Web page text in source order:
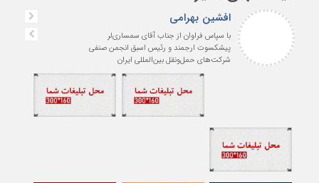
افشین بهرامی
با سپاس فراوان از جناب آقای سمساری‌لر
پیشکسوت ارجمند و رئیس اسبق انجمن صنفی
شرکت‌های حمل‌ونقل بین‌المللی ایران